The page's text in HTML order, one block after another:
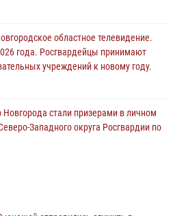
областное телевидение.
года. Росгвардейцы принимают
учреждений к новому году.
стали призерами в личном
Западного округа Росгвардии по